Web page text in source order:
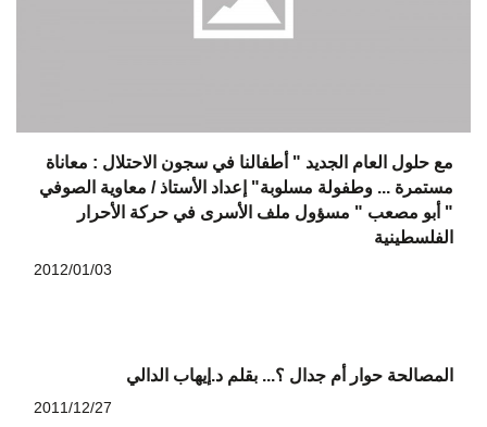
مع حلول العام الجديد " أطفالنا في سجون الاحتلال : معاناة
مستمرة ... وطفولة مسلوبة" إعداد الأستاذ / معاوية الصوفي
" أبو مصعب " مسؤول ملف الأسرى في حركة الأحرار
الفلسطينية
المصالحة حوار أم جدال ؟... بقلم د.إيهاب الدالي